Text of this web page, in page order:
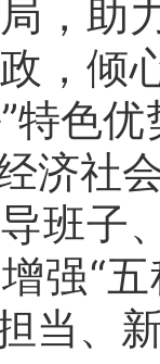
，助
，倾
”特色
济社
班子
强“
当、